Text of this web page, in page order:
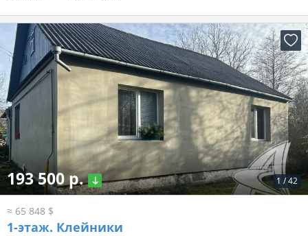
1 /42
193 500 р.
≈ 65 848 $
1-этаж. Клейники